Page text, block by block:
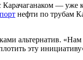
—
нефти по трубам
альтернатив.
эту